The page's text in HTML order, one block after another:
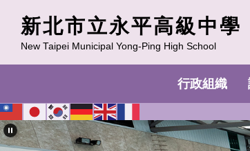
區
新北市立永平高級中學
New Taipei Municipal Yong-Ping High School
行政組織